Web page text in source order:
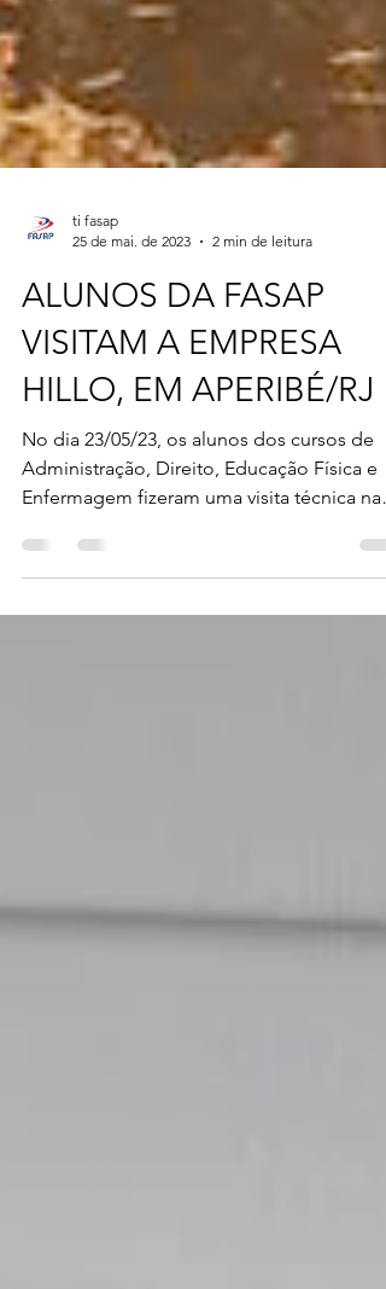
25 de mai. de 2023
2 min de leitura
ALUNOS DA FASAP
VISITAM A EMPRESA
HILLO, EM APERIBÉ/RJ
No dia 23/05/23, os alunos dos cursos de
Administração, Direito, Educação Física e
Enfermagem fizeram uma visita técnica na
Indústria...